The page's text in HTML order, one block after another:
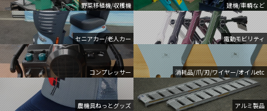
野菜移植機/収穫機 建機/車輌など
セニアカー/老人カー 電動モビリティ
コンプレッサー 消耗品/爪/刃/ワイヤー/オイルetc
農機具ねっとグッズ アルミ製品